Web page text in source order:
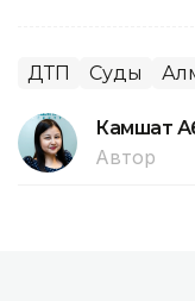
ДТП Суды
Камшат
Автор